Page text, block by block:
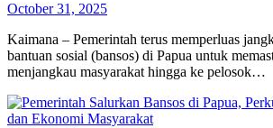
October 31, 2025
Kaimana – Pemerintah terus memperluas
bantuan sosial (bansos) di Papua untuk
menjangkau masyarakat hingga ke pelosok…